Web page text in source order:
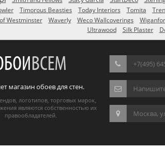
Timorous Beasties Today Interiors Tomita
Westminster Waverly Weco Wallcoverings
Ultrawood
Silk Plaster
ВСЕМ
магазин обоев для стен.
логотипов, торговых марок,
являются собственностью их
правообладателей.
+7(495)
Москва,